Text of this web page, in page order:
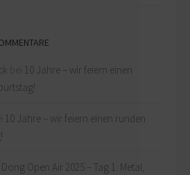
10 Jahre – wir feiern einen
10 Jahre – wir feiern einen runden
Dong Open Air 2025 – Tag 1: Metal,